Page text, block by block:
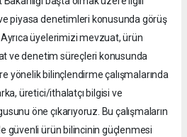
piyasa denetimleri konusunda görüş
üyelerimizi mevzuat, ürün
ve denetim süreçleri konusunda
yönelik bilinçlendirme çalışmalarında
üretici/ithalatçı bilgisi ve
öne çıkarıyoruz. Bu çalışmaların
güvenli ürün bilincinin güçlenmesi